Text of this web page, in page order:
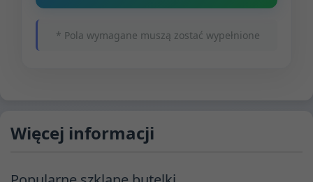
* Pola wymagane muszą zostać wypełnione
Więcej informacji